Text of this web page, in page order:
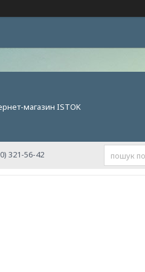
магазин ISTOK
321-56-42